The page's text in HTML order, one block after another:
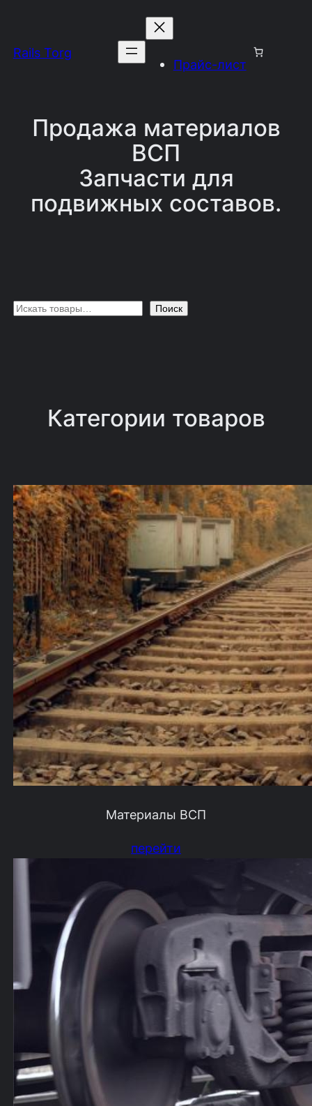
содержимому
Rails Torg
Прайс-лист
Продажа материалов
ВСП
Запчасти для
подвижных составов.
П
Поиск
Категории товаров
Материалы ВСП
перейти